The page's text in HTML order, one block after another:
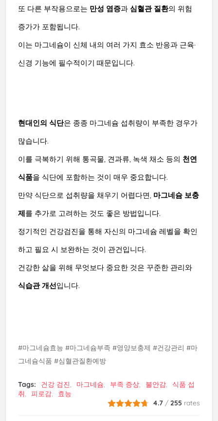
또 다른 부작용으로는 만성 염증과 심혈관 질환의 위험
증가가 포함됩니다.
이는 마그네슘이 신체 내의 여러 가지 효소 반응과 근육·
신경 기능에 필수적이기 때문입니다.
현대인의 식단은 종종 마그네슘 섭취량이 부족한 경우가
많습니다.
이를 극복하기 위해 통곡물, 견과류, 녹색 채소 등의 천연
식품을 식단에 포함하는 것이 매우 중요합니다.
만약 식단으로 섭취량을 채우기 어렵다면, 마그네슘 보충
제를 추가로 고려하는 것도 좋은 방법입니다.
정기적인 건강검진을 통해 자신의 마그네슘 레벨을 확인
하고 필요 시 보완하는 것이 관건입니다.
건강한 삶을 위해 무엇보다 중요한 것은 꾸준한 관리와
식습관 개선입니다.
#마그네슘효능 #마그네슘부족 #영양보충제 #건강관리 #마
그네슘식품 #심혈관질환예방
Tags: 건강 검진 마그네슘 부족 증상 불안감
식품 섭
취
피로감
효능
4.7 /255 rates